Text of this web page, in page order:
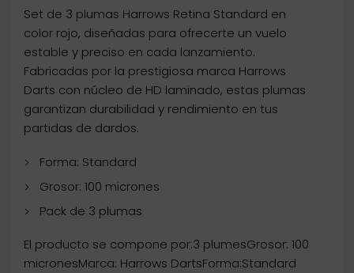
Set de 3 plumas Harrows Retina Standard en
color rojo, diseñadas para ofrecerte un vuelo
estable y preciso en cada lanzamiento.
Fabricadas por la prestigiosa marca Harrows
Darts con núcleo de HD laminado, estas plumas
garantizan durabilidad y rendimiento en tus
partidas de dardos.
Forma: Standard
Grosor: 100 micrones
Pack de 3 plumas
El producto se compone por:3 plumesGrosor: 100
micronesMarca: Harrows DartsForma:Standard